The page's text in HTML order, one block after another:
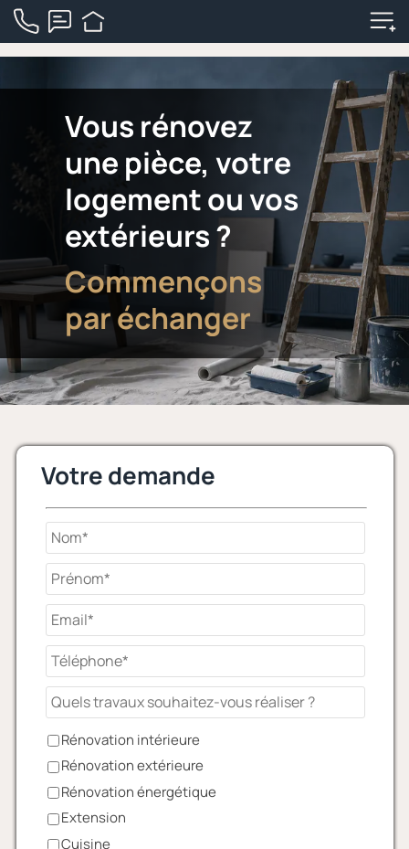
Vous rénovez
une pièce, votre
logement ou vos
extérieurs ?
Commençons
par échanger
Votre demande
Rénovation intérieure
Rénovation extérieure
Rénovation énergétique
Extension
Cuisine